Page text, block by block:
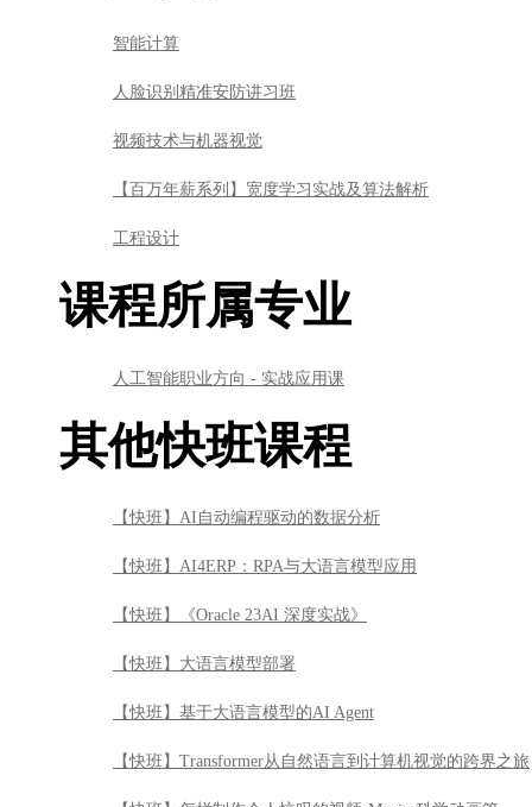
智能计算
人脸识别精准安防讲习班
视频技术与机器视觉
【百万年薪系列】宽度学习实战及算法解析
工程设计
课程所属专业
人工智能职业方向 - 实战应用课
其他快班课程
【快班】AI自动编程驱动的数据分析
【快班】AI4ERP：RPA与大语言模型应用
【快班】《Oracle 23AI 深度实战》
【快班】大语言模型部署
【快班】基于大语言模型的AI Agent
【快班】Transformer从自然语言到计算机视觉的跨界之旅